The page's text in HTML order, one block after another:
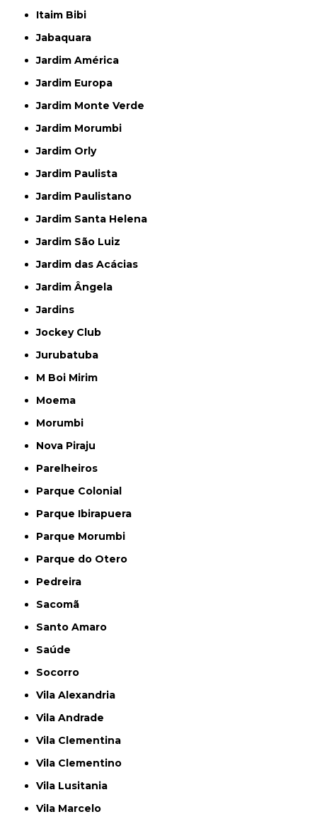
Itaim Bibi
Jabaquara
Jardim América
Jardim Europa
Jardim Monte Verde
Jardim Morumbi
Jardim Orly
Jardim Paulista
Jardim Paulistano
Jardim Santa Helena
Jardim São Luiz
Jardim das Acácias
Jardim Ângela
Jardins
Jockey Club
Jurubatuba
M Boi Mirim
Moema
Morumbi
Nova Piraju
Parelheiros
Parque Colonial
Parque Ibirapuera
Parque Morumbi
Parque do Otero
Pedreira
Sacomã
Santo Amaro
Saúde
Socorro
Vila Alexandria
Vila Andrade
Vila Clementina
Vila Clementino
Vila Lusitania
Vila Marcelo